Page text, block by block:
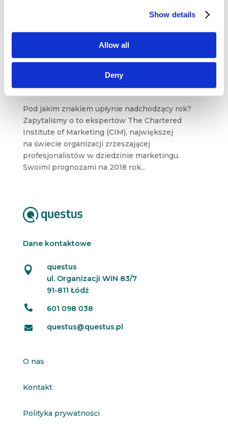
Show details
Allow all
Deny
kluczowa kompetencja w formule „4Cs”
Institute of Marketing
gru 21, 2017|Artykuły,Trendy
Pod jakim znakiem upłynie nadchodzący rok?
Zapytaliśmy o to ekspertów The Chartered
Institute of Marketing (CIM), największej
na świecie organizacji zrzeszającej
profesjonalistów w dziedzinie marketingu.
Swoimi prognozami na 2018 rok...
Dane kontaktowe

questus
ul. Organizacji WiN 83/7
91-811 Łódź
 601 098 038
 questus@questus.pl
O nas
Kontakt
Polityka prywatności